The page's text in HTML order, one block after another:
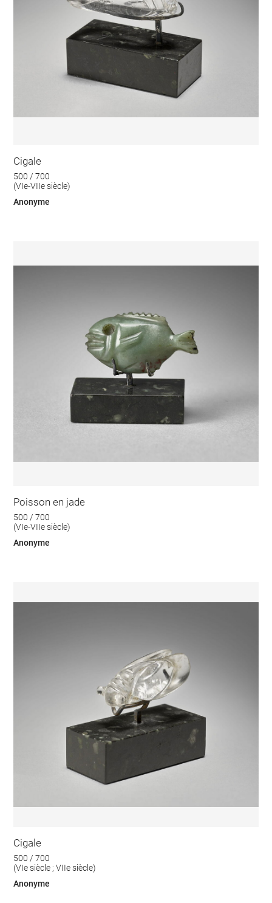
Cigale
500 / 700
(VIe-VIIe siècle)
Anonyme
Poisson en jade
500 / 700
(VIe-VIIe siècle)
Anonyme
Cigale
500 / 700
(VIe siècle ; VIIe siècle)
Anonyme